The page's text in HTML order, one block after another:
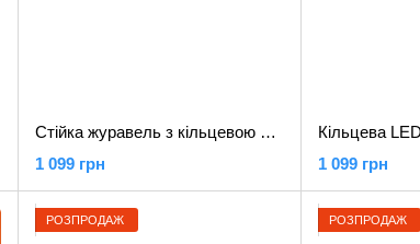
Стійка журавель з кільцевою лампою 30 см для зйомки flatlay
1 099 грн
1 099 грн
РОЗПРОДАЖ РОЗПРОДАЖ